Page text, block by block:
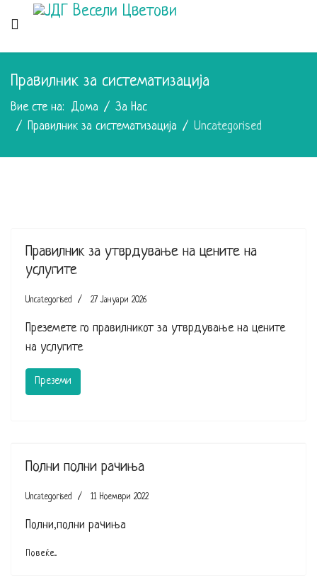
Правилник за систематизација
Вие сте на: Дома
За Нас
Правилник за систематизација
Uncategorised
Правилник за утврдување на цените на
услугите
Uncategorised 27 Јануари 2026
Преземете го правилникот за утврдување на цените
на услугите
Преземи
Полни полни рачиња
Uncategorised 11 Ноември 2022
Полни,полни рачиња
Повеќе...